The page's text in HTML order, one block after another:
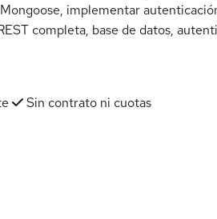
implementar
completa, base de datos,
Sin contrato ni cuotas